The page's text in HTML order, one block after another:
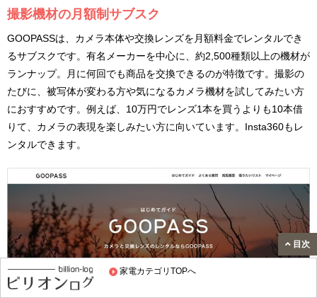
家電カテゴリTOPへ
撮影機材の月額制サブスク
GOOPASSは、カメラ本体や交換レンズを月額料金でレンタルでき
るサブスクです。有名メーカーを中心に、約2,500種類以上の機材が
ランナップ。月に何回でも商品を交換できるのが特徴です。撮影の
たびに、被写体が変わる方や気になるカメラ機材を試してみたい方
におすすめです。例えば、10万円でレンズ1本を買うよりも10本借
りて、カメラの表現を楽しみたい方に向いています。Insta360もレ
ンタルできます。
目次